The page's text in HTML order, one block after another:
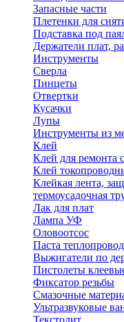
Запасные части
Плетенки для
Подставка под
Держатели плат,
Инструменты
Сверла
Пинцеты
Отвертки
Кусачки
Лупы
Инструменты из
Клей
Клей для ремонта
Клей
Клейкая лента,
термоусадочная
Лак для плат
Лампа УФ
Оловоотсос
Паста
Выжигатели по
Пистолеты
Фиксатор резьбы
Смазочные
Ультразвуковые
Текстолит